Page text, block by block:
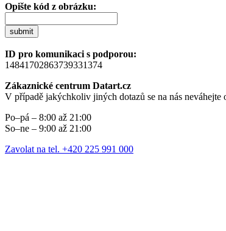
Opište kód z obrázku:
submit
ID pro komunikaci s podporou:
14841702863739331374
Zákaznické centrum Datart.cz
V případě jakýchkoliv jiných dotazů se na nás neváhejte
Po–pá – 8:00 až 21:00
So–ne – 9:00 až 21:00
Zavolat na tel. +420 225 991 000